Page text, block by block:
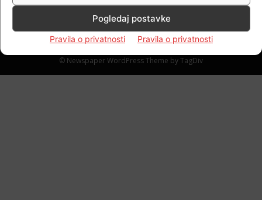
Pogledaj postavke
Pravila o privatnosti Pravila o privatnosti
Impressum Kontaktirajte nas Pravila o privatnosti
© Newspaper WordPress Theme by TagDiv